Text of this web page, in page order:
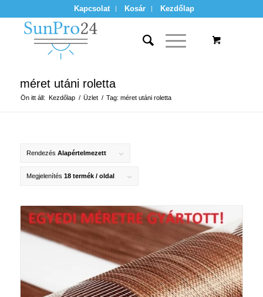
Kapcsolat Kosár Kezdőlap
méret utáni roletta
Ön itt áll: Kezdőlap / Üzlet / Tag: méret utáni roletta
Rendezés Alapértelmezett
Megjelenítés 18 termék / oldal